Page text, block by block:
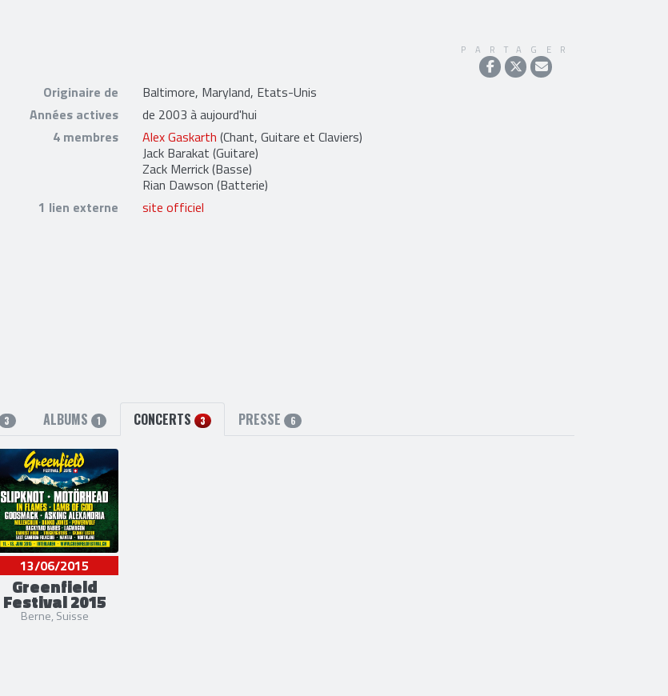
PARTAGER
Originaire de
Baltimore, Maryland, Etats-Unis
Années actives
de 2003 à aujourd'hui
4 membres
Alex Gaskarth (Chant, Guitare et Claviers)
Jack Barakat (Guitare)
Zack Merrick(Basse)
Rian Dawson (Batterie)
1 lien externe
site officiel
3 ALBUMS 1 CONCERTS 3 PRESSE 6
13/06/2015
Greenfield
Festival 2015
Berne, Suisse